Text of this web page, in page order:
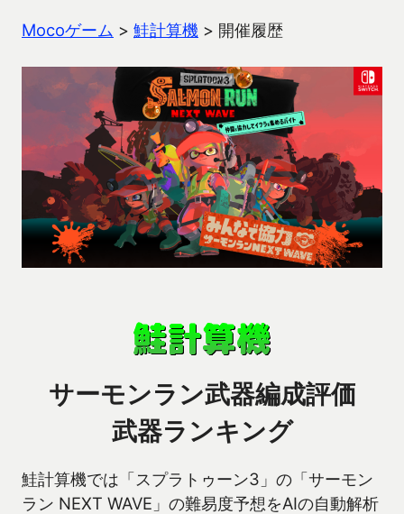
Mocoゲーム > 鮭計算機 > 開催履歴
サーモンラン武器編成評価
武器ランキング
鮭計算機では「スプラトゥーン3」の「サーモン
ラン NEXT WAVE」の難易度予想をAIの自動解析